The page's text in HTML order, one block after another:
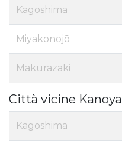
Kagoshima
Miyakonojō
Makurazaki
Città vicine Kanoya
Kagoshima